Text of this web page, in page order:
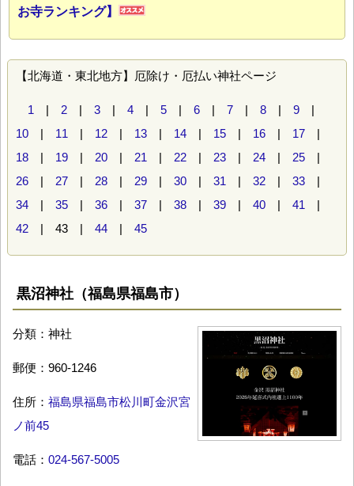
お寺ランキング】
【北海道・東北地方】厄除け・厄払い神社ページ
1 | 2 | 3 | 4 | 5 | 6 | 7 | 8 | 9 |
10 | 11 | 12 | 13 | 14 | 15 | 16 | 17 |
18 | 19 | 20 | 21 | 22 | 23 | 24 | 25 |
26 | 27 | 28 | 29 | 30 | 31 | 32 | 33 |
34 | 35 | 36 | 37 | 38 | 39 | 40 | 41 |
42 | 43 | 44 | 45
黒沼神社（福島県福島市）
分類：神社
郵便：960-1246
住所： 福島県福島市松川町金沢宮
ノ前45
電話： 024-567-5005